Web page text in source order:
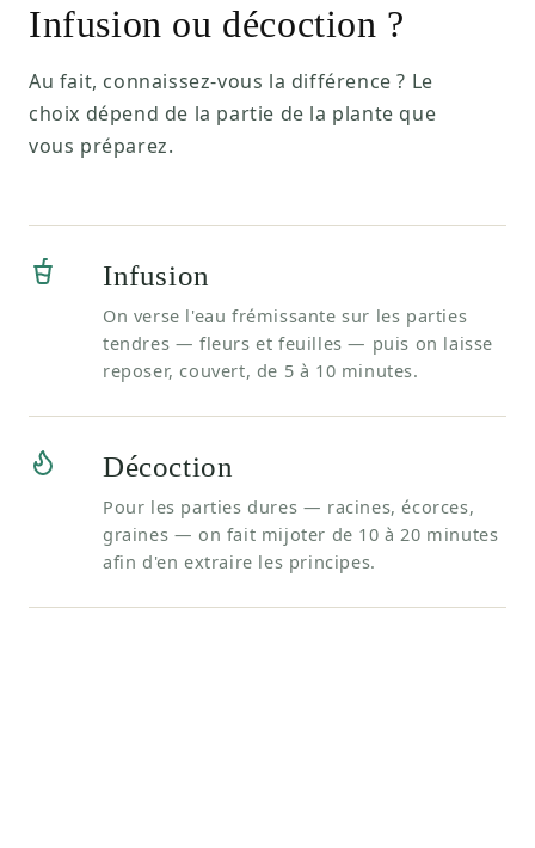
Infusion ou décoction ?
Au fait, connaissez-vous la différence ? Le
choix dépend de la partie de la plante que
vous préparez.
Infusion
On verse l'eau frémissante sur les parties
tendres — fleurs et feuilles — puis on laisse
reposer, couvert, de 5 à 10 minutes.
Décoction
Pour les parties dures — racines, écorces,
graines — on fait mijoter de 10 à 20 minutes
afin d'en extraire les principes.